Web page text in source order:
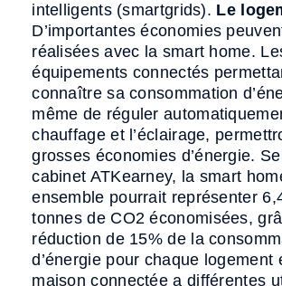
intelligents (smartgrids). Le
D’importantes économies
réalisées avec la smart home.
équipements connectés
connaître sa consommation
même de réguler
chauffage et l’éclairage,
grosses économies d’énergie.
cabinet ATKearney, la smart
ensemble pourrait représenter
tonnes de CO2 économisées,
réduction de 15% de la
d’énergie pour chaque logement
maison connectée a différentes